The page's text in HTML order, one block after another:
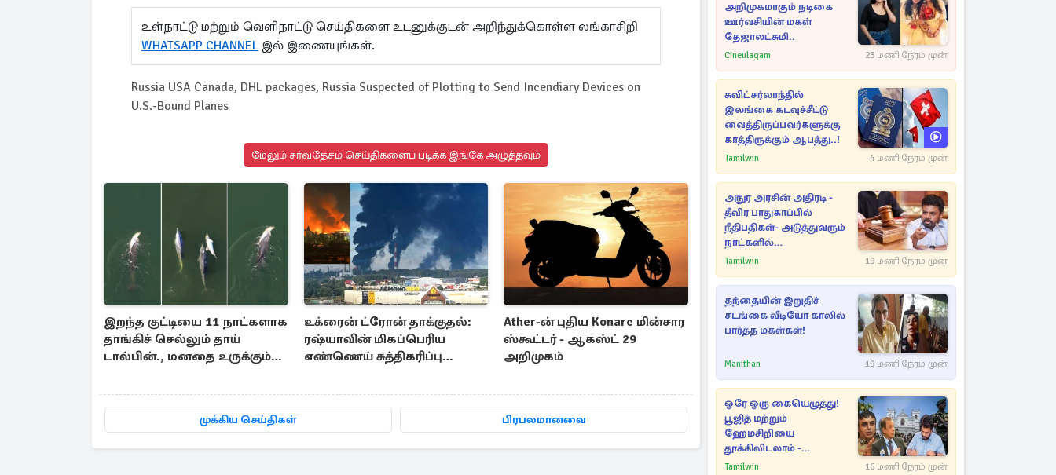
உள்நாட்டு மற்றும் வெளிநாட்டு செய்திகளை உடனுக்குடன் அறிந்துக்கொள்ள லங்காசிறி
WHATSAPP CHANNEL இல் இணையுங்கள்.
Russia USA Canada, DHL packages, Russia Suspected of Plotting to Send Incendiary Devices on
U.S.-Bound Planes
மேலும் சர்வதேசம் செய்திகளைப் படிக்க இங்கே அழுத்தவும்
இறந்த குட்டியை 11 நாட்களாக
தாங்கிச் செல்லும் தாய்
டால்பின்., மனதை உருக்கும்
உக்ரைன் ட்ரோன் தாக்குதல்:
ரஷ்யாவின் மிகப்பெரிய
எண்ணெய் சுத்திகரிப்பு
Ather-ன் புதிய Konarc மின்சார
ஸ்கூட்டர் - ஆகஸ்ட் 29
அறிமுகம்
முக்கிய செய்திகள் பிரபலமானவை
அறிமுகமாகும் நடிகை
ஊர்வசியின் மகள்
தேஜாலட்சுமி..
Cineulagam 23 மணி நேரம் முன்
சுவிட்சர்லாந்தில்
இலங்கை கடவுச்சீட்டு
வைத்திருப்பவர்களுக்கு
காத்திருக்கும் ஆபத்து..!
Tamilwin 4 மணி நேரம் முன்
அநுர அரசின் அதிரடி -
தீவிர பாதுகாப்பில்
நீதிபதிகள்- அடுத்துவரும்
நாட்களில்
அம்பலமாகவுள்ள ரகசியம்
Tamilwin 19 மணி நேரம் முன்
தந்தையின் இறுதிச்
சடங்கை வீடியோ காலில்
பார்த்த மகள்கள்!
Manithan 19 மணி நேரம் முன்
ஒரே ஒரு கையெழுத்து!
பூஜித் மற்றும்
ஹேமசிறியை
தூக்கிலிடலாம் -
அநுரவுக்குச் சென்ற
Tamilwin 16 மணி நேரம் முன்